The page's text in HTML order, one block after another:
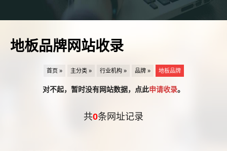
地板品牌网站收录
首页 » 主分类 » 行业机构 » 品牌 » 地板品牌
对不起，暂时没有网站数据，点此申请收录。
共0条网址记录